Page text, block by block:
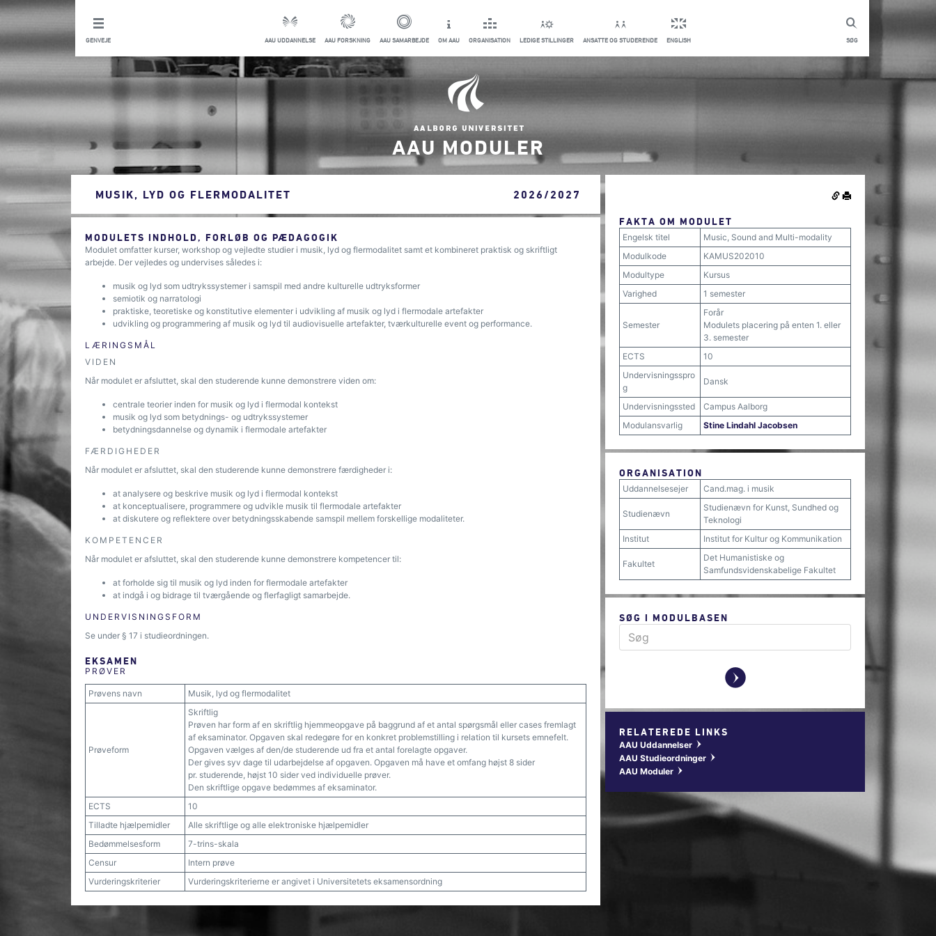
SØG
GENVEJE AAU UDDANNELSE AAU FORSKNING AAU SAMARBEJDE OM AAU ORGANISATION LEDIGE STILLINGER ANSATTE OG STUDERENDE ENGLISH
AAU MODULER
MUSIK, LYD OG FLERMODALITET 2026/2027
MODULETS INDHOLD, FORLØB OG PÆDAGOGIK
Modulet omfatter kurser, workshop og vejledte studier i musik, lyd og flermodalitet samt et kombineret praktisk og skriftligt
arbejde. Der vejledes og undervises således i:
musik og lyd som udtrykssystemer i samspil med andre kulturelle udtryksformer
semiotik og narratologi
praktiske, teoretiske og konstitutive elementer i udvikling af musik og lyd i flermodale artefakter
udvikling og programmering af musik og lyd til audiovisuelle artefakter, tværkulturelle event og performance.
LÆRINGSMÅL
VIDEN
Når modulet er afsluttet, skal den studerende kunne demonstrere viden om:
centrale teorier inden for musik og lyd i flermodal kontekst
musik og lyd som betydnings- og udtrykssystemer
betydningsdannelse og dynamik i flermodale artefakter
FÆRDIGHEDER
Når modulet er afsluttet, skal den studerende kunne demonstrere færdigheder i:
at analysere og beskrive musik og lyd i flermodal kontekst
at konceptualisere, programmere og udvikle musik til flermodale artefakter
at diskutere og reflektere over betydningsskabende samspil mellem forskellige modaliteter.
KOMPETENCER
Når modulet er afsluttet, skal den studerende kunne demonstrere kompetencer til:
at forholde sig til musik og lyd inden for flermodale artefakter
at indgå i og bidrage til tværgående og flerfagligt samarbejde.
UNDERVISNINGSFORM
Se under § 17 i studieordningen.
EKSAMEN
PRØVER
Prøvens navn Musik, lyd og flermodalitet
Prøveform
Skriftlig
Prøven har form af en skriftlig hjemmeopgave på baggrund af et antal spørgsmål eller cases fremlagt
af eksaminator. Opgaven skal redegøre for en konkret problemstilling i relation til kursets emnefelt.
Opgaven vælges af den/de studerende ud fra et antal forelagte opgaver.
Der gives syv dage til udarbejdelse af opgaven. Opgaven må have et omfang højst 8 sider
pr. studerende, højst 10 sider ved individuelle prøver.
Den skriftlige opgave bedømmes af eksaminator.
ECTS
10
Tilladte hjælpemidler
Alle skriftlige og alle elektroniske hjælpemidler
Bedømmelsesform
7-trins-skala
Censur
Intern prøve
Vurderingskriterier
Vurderingskriterierne er angivet i Universitetets eksamensordning
FAKTA OM MODULET
Engelsk titel
Music, Sound and Multi-modality
Modulkode
KAMUS202010
Modultype
Kursus
Varighed
1 semester
Semester
Forår
Modulets placering på enten 1. eller
3. semester
ECTS
10
Undervisningsspro
g
Dansk
Undervisningssted
Campus Aalborg
Modulansvarlig
Stine Lindahl Jacobsen
ORGANISATION
Uddannelsesejer Cand.mag. i musik
Studienævn
Studienævn for Kunst, Sundhed og
Teknologi
Institut
Institut for Kultur og Kommunikation
Fakultet
Det Humanistiske og
Samfundsvidenskabelige Fakultet
SØG I MODULBASEN
y
RELATEREDE LINKS
AAU Uddannelser w
AAU Studieordninger w
AAU Moduler w